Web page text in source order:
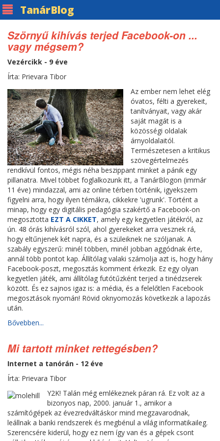
TanárBlog
Szörnyű kihívás terjed Facebook-on ...
vagy mégsem?
Vezércikk - 9 éve
Írta: Prievara Tibor
Az ember nem lehet elég
óvatos, félti a gyerekeit,
tanítványait, vagy akár
saját magát is a
közösségi oldalak
árnyoldalaitól.
Természetesen a kritikus
szövegértelmezés
rendkívül fontos, mégis néha beszippant minket a pánik egy
pillanatra. Mivel többet foglalkozunk itt, a TanárBlogon (immár
11 éve) mindazzal, ami az online térben történik, igyekszem
figyelni arra, hogy ilyen témákra, cikkekre 'ugrunk'. Történt a
minap, hogy egy digitális pedagógia szakértő a Facebook-on
megosztotta EZT A CIKKET, amely egy kegyetlen játékról, az
ún. 48 órás kihívásról szól, ahol gyerekeket arra vesznek rá,
hogy eltűnjenek két napra, és a szüleiknek ne szóljanak. A
szabály egyszerű: minél többen, minél jobban aggódnak érte,
annál több pontot kap. Állítólag valaki számolja azt is, hogy hány
Facebook-poszt, megosztás komment érkezik. Ez egy olyan
kegyetlen játék, ami állítólag futótűzként terjed a tinédzserek
között. És ez sajnos igaz is: a média, és a felelőtlen Facebook
megosztások nyomán! Rövid oknyomozás következik a lapozás
után.
Bővebben...
Mi tartott minket rettegésben?
Internet a tanórán - 12 éve
Írta: Prievara Tibor
Y2K! Talán még emlékeznek páran rá. Ez volt az a
bizonyos nap, 2000. január 1., amikor a
számítógépek az évezredváltáskor mind megzavarodnak,
leállnak a banki rendszerek és megbénul a világ informatikaileg.
Szerencsére kiderül, hogy ez nem így van és a gépek csont